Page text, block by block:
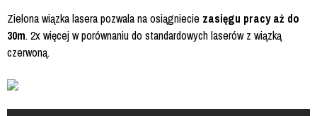
Zielona wiązka lasera pozwala na osiągniecie zasięgu pracy aż do
30m. 2x więcej w porównaniu do standardowych laserów z wiązką
czerwoną.